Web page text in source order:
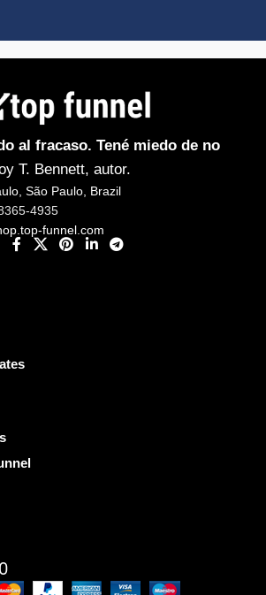
al fracaso. Tené miedo de no
T. Bennett, autor.
São Paulo, Brazil
4935
funnel.com